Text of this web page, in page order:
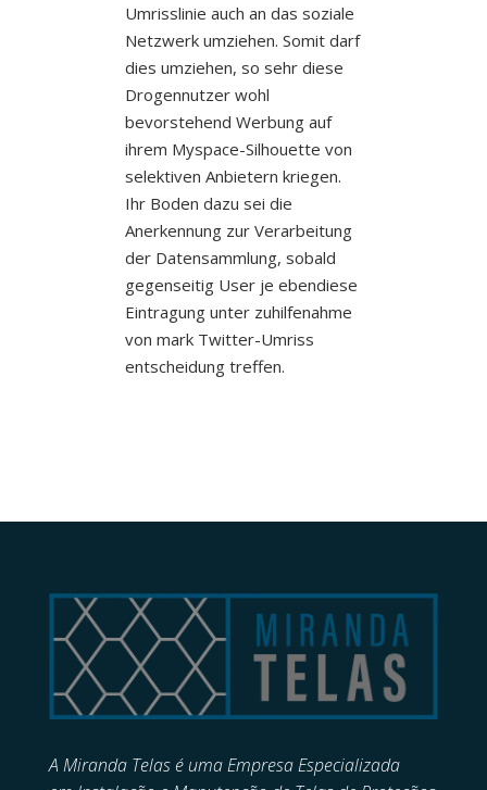
Umrisslinie auch an das soziale
Netzwerk umziehen. Somit darf
dies umziehen, so sehr diese
Drogennutzer wohl
bevorstehend Werbung auf
ihrem Myspace-Silhouette von
selektiven Anbietern kriegen.
Ihr Boden dazu sei die
Anerkennung zur Verarbeitung
der Datensammlung, sobald
gegenseitig User je ebendiese
Eintragung unter zuhilfenahme
von mark Twitter-Umriss
entscheidung treffen.
A Miranda Telas é uma Empresa Especializada